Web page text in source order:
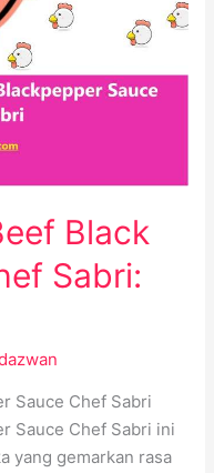
Black
Sabri:
Sauce Chef Sabri
Sauce Chef Sabri ini
yang gemarkan rasa